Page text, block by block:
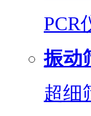
PCR
振动
超细